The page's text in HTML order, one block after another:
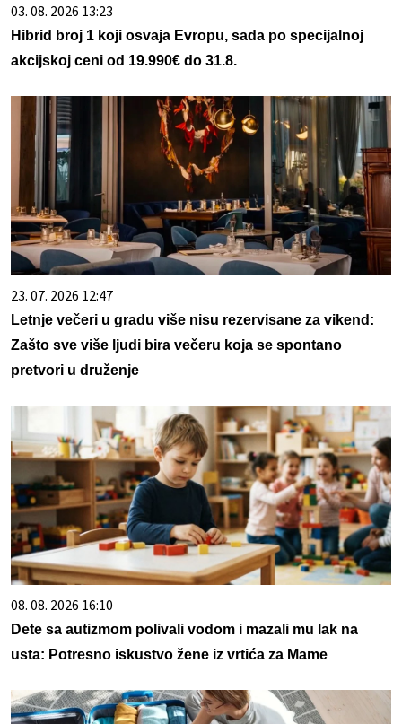
03. 08. 2026 13:23
Hibrid broj 1 koji osvaja Evropu, sada po specijalnoj
akcijskoj ceni od 19.990€ do 31.8.
23. 07. 2026 12:47
Letnje večeri u gradu više nisu rezervisane za vikend:
Zašto sve više ljudi bira večeru koja se spontano
pretvori u druženje
08. 08. 2026 16:10
Dete sa autizmom polivali vodom i mazali mu lak na
usta: Potresno iskustvo žene iz vrtića za Mame